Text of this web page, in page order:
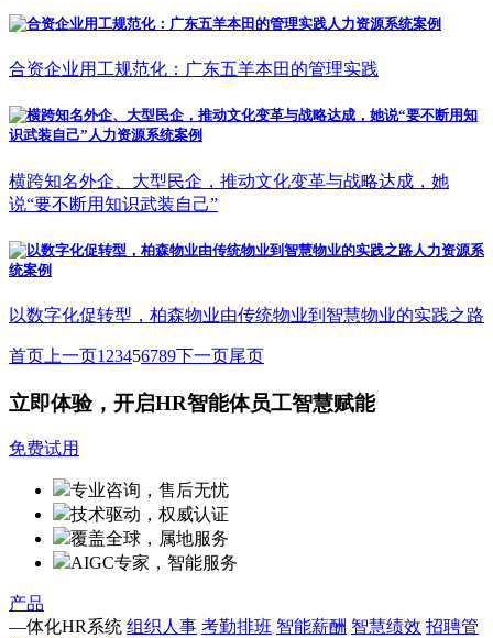
合资企业用工规范化：广东五羊本田的管理实践
横跨知名外企、大型民企，推动文化变革与战略达成，她
说“要不断用知识武装自己”
以数字化促转型，柏森物业由传统物业到智慧物业的实践之路
首页 上一页1 23456789下一页尾页
立即体验，开启HR智能体员工智慧赋能
免费试用
专业咨询，售后无忧
技术驱动，权威认证
覆盖全球，属地服务
AIGC专家，智能服务
产品
—体化HR系统 组织人事 考勤排班 智能薪酬 智慧绩效 招聘管